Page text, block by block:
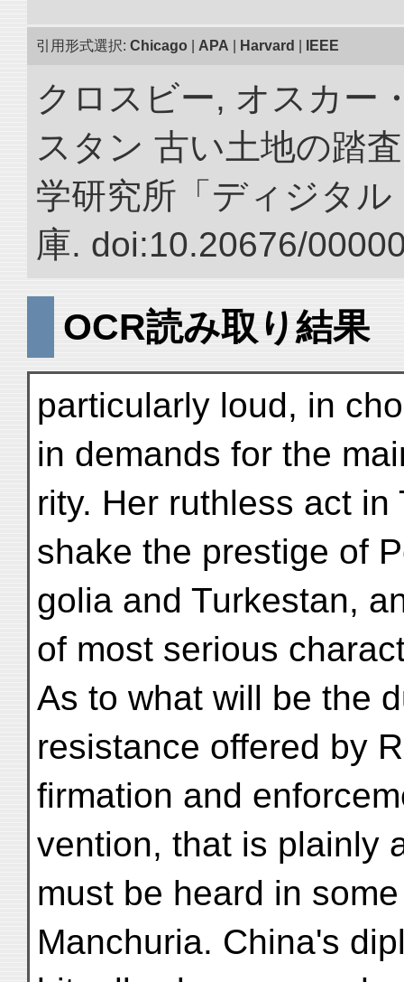
引用形式選択: Chicago APA Harvard IEEE
クロスビー, オスカー
スタン 古い土地の踏
学研究所「ディジタ
庫. doi:10.20676/
OCR読み取り結果
particularly loud, in
in demands for the
rity. Her ruthless act
shake the prestige of
golia and Turkestan,
of most serious
As to what will be the
resistance offered by
firmation and
vention, that is plainly
must be heard in
Manchuria. China's